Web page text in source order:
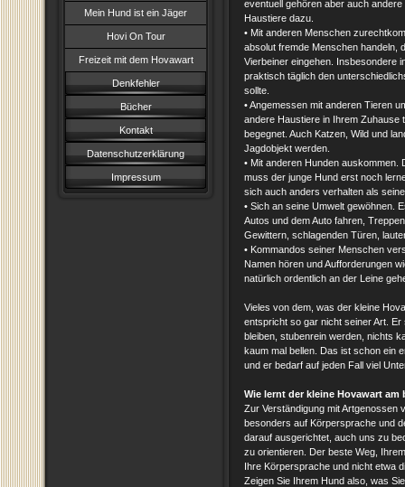
Mein Hund ist ein Jäger
Hovi On Tour
Freizeit mit dem Hovawart
Denkfehler
Bücher
Kontakt
Datenschutzerklärung
Impressum
eventuell gehören aber auch
Haustiere dazu.
• Mit anderen Menschen
absolut fremde Menschen handeln,
Vierbeiner eingehen. Insbesondere
praktisch täglich den
sollte.
• Angemessen mit anderen Tieren
andere Haustiere in Ihrem Zuhause
begegnet. Auch Katzen, Wild und
Jagdobjekt werden.
• Mit anderen Hunden auskommen.
muss der junge Hund erst noch
sich auch anders verhalten als
• Sich an seine Umwelt gewöhnen.
Autos und dem Auto fahren,
Gewittern, schlagenden Türen,
• Kommandos seiner Menschen
Namen hören und Aufforderungen
natürlich ordentlich an der Leine
Vieles von dem, was der kleine
entspricht so gar nicht seiner Art.
bleiben, stubenrein werden, nichts
kaum mal bellen. Das ist schon ein
und er bedarf auf jeden Fall viel
Wie lernt der kleine Hovawart am
Zur Verständigung mit Artgenossen
besonders auf Körpersprache und
darauf ausgerichtet, auch uns zu
zu orientieren. Der beste Weg,
Ihre Körpersprache und nicht etwa
Zeigen Sie Ihrem Hund also, was